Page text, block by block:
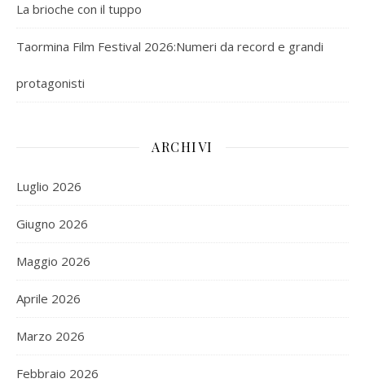
La brioche con il tuppo
Taormina Film Festival 2026:Numeri da record e grandi
protagonisti
ARCHIVI
Luglio 2026
Giugno 2026
Maggio 2026
Aprile 2026
Marzo 2026
Febbraio 2026